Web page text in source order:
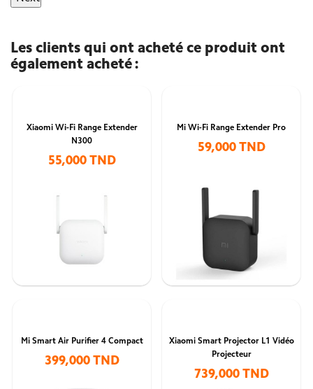
Les clients qui ont acheté ce produit ont
également acheté :
Xiaomi Wi-Fi Range Extender
N300
55,000 TND
Mi Wi-Fi Range Extender Pro
59,000 TND
Mi Smart Air Purifier 4 Compact
399,000 TND
Xiaomi Smart Projector L1 Vidéo
Projecteur
739,000 TND